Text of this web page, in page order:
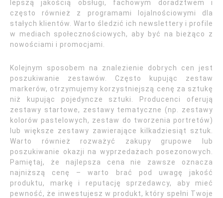
lepszą jakością obsługi, fachowym doradztwem i
często również z programami lojalnościowymi dla
stałych klientów. Warto śledzić ich newslettery i profile
w mediach społecznościowych, aby być na bieżąco z
nowościami i promocjami.
Kolejnym sposobem na znalezienie dobrych cen jest
poszukiwanie zestawów. Często kupując zestaw
markerów, otrzymujemy korzystniejszą cenę za sztukę
niż kupując pojedyncze sztuki. Producenci oferują
zestawy startowe, zestawy tematyczne (np. zestawy
kolorów pastelowych, zestaw do tworzenia portretów)
lub większe zestawy zawierające kilkadziesiąt sztuk.
Warto również rozważyć zakupy grupowe lub
poszukiwanie okazji na wyprzedażach posezonowych.
Pamiętaj, że najlepsza cena nie zawsze oznacza
najniższą cenę – warto brać pod uwagę jakość
produktu, markę i reputację sprzedawcy, aby mieć
pewność, że inwestujesz w produkt, który spełni Twoje